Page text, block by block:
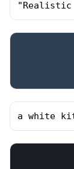
"Realistic
a white